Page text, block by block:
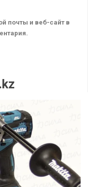
почты и веб-сайт в